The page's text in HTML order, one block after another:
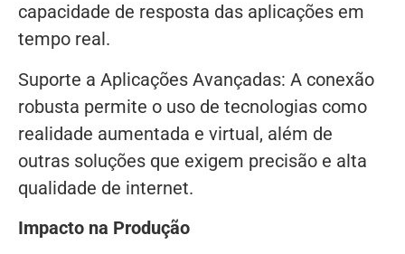
capacidade de resposta das aplicações em
tempo real.
Suporte a Aplicações Avançadas: A conexão
robusta permite o uso de tecnologias como
realidade aumentada e virtual, além de
outras soluções que exigem precisão e alta
qualidade de internet.
Impacto na Produção